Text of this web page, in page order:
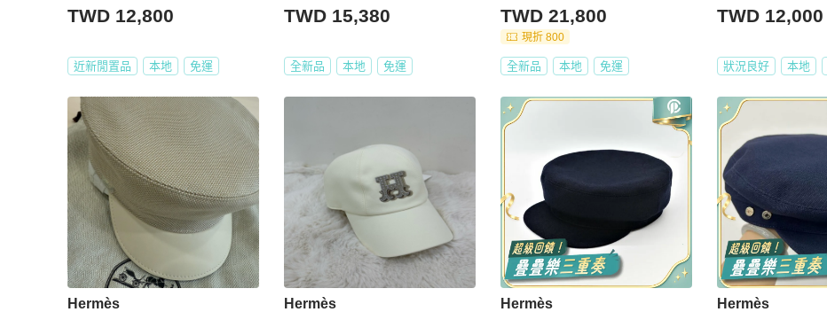
TWD 12,800
近新閒置品 本地 免運
TWD 15,380
全新品 本地 免運
TWD 21,800
現折 800
全新品 本地 免運
TWD 12,000
狀況良好 本地
Hermès Hermès Hermès Hermès